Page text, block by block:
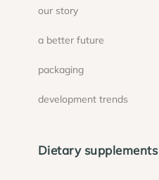
our story
a better future
packaging
development trends
Dietary supplements